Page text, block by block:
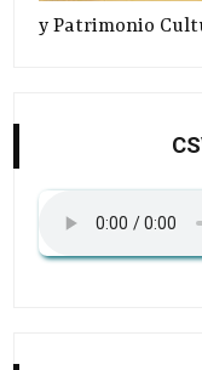
y Patrimonio